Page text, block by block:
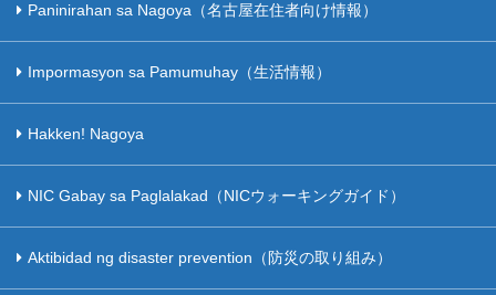
Paninirahan sa Nagoya（名古屋在住者向け情報）
Impormasyon sa Pamumuhay（生活情報）
Hakken! Nagoya
NIC Gabay sa Paglalakad（NICウォーキングガイド）
Aktibidad ng disaster prevention（防災の取り組み）